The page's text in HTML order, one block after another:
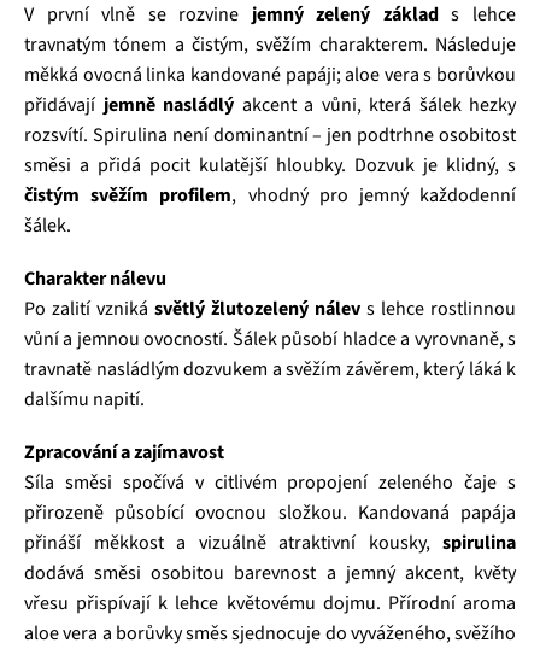
V první vlně se rozvine jemný zelený základs lehce
travnatým tónem a čistým, svěžím charakterem. Následuje
měkká ovocná linka kandované papáji; aloe vera s borůvkou
přidávají jemně nasládlý akcent a vůni, která šálek hezky
rozsvítí. Spirulina není dominantní – jen podtrhne osobitost
směsi a přidá pocit kulatější hloubky. Dozvuk je klidný, s
čistým svěžím profilem, vhodný pro jemný každodenní
šálek.
Charakter nálevu
Po zalití vzniká světlý žlutozelený nálev s lehce rostlinnou
vůní a jemnou ovocností. Šálek působí hladce a vyrovnaně, s
travnatě nasládlým dozvukem a svěžím závěrem, který láká k
dalšímu napití.
Zpracování a zajímavost
Síla směsi spočívá v citlivém propojení zeleného čaje s
přirozeně působící ovocnou složkou. Kandovaná papája
přináší měkkost a vizuálně atraktivní kousky, spirulina
dodává směsi osobitou barevnost a jemný akcent, květy
vřesu přispívají k lehce květovému dojmu. Přírodní aroma
aloe vera a borůvky směs sjednocuje do vyváženého, svěžího